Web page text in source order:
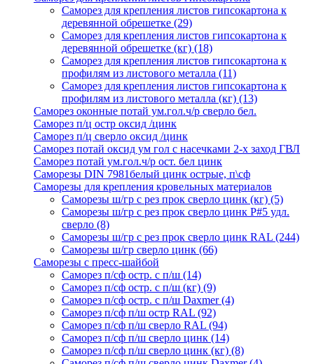
Саморез для крепления листов гипсокартона к
деревянной обрешетке (29)
Саморез для крепления листов гипсокартона к
деревянной обрешетке (кг) (18)
Саморез для крепления листов гипсокартона к
профилям из листового металла (11)
Саморез для крепления листов гипсокартона к
профилям из листового металла (кг) (13)
Саморез оконные потай ум.гол.ч/р сверло бел.
Саморез п/ц остр оксид /цинк
Саморез п/ц сверло оксид /цинк
Саморез потай оксид ум гол с насечками 2-х заход ГВЛ
Саморез потай ум.гол.ч/р ост. бел цинк
Саморезы DIN 7981белый цинк острые, п\сф
Саморезы для крепления кровельных материалов
Саморезы ш/гр с рез прок сверло цинк (кг) (5)
Саморезы ш/гр с рез прок сверло цинк P#5 удл.
сверло (8)
Саморезы ш/гр с рез прок сверло цинк RAL (244)
Саморезы ш/гр сверло цинк (66)
Саморезы с пресс-шайбой
Саморез п/сф остр. с п/ш (14)
Саморез п/сф остр. с п/ш (кг) (9)
Саморез п/сф остр. с п/ш Daxmer(4)
Саморез п/сф п/ш остр RAL (92)
Саморез п/сф п/ш сверло RAL (94)
Саморез п/сф п/ш сверло цинк (14)
Саморез п/сф п/ш сверло цинк (кг) (8)